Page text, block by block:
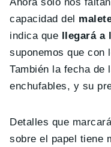
capacidad del
indica que llegará a
suponemos que con
También la fecha de
enchufables, y su
Detalles que
sobre el papel tiene